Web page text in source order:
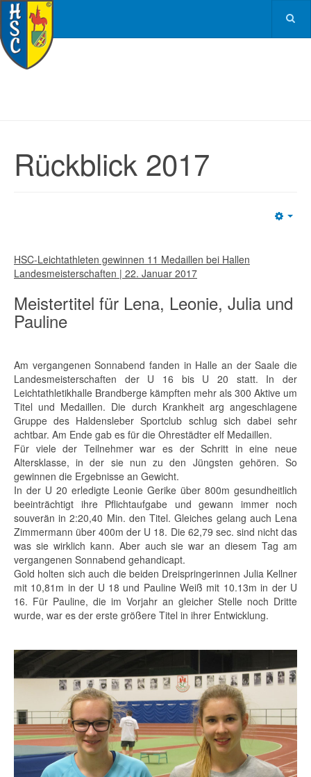
Rückblick 2017
HSC-Leichtathleten gewinnen 11 Medaillen bei Hallen
Landesmeisterschaften | 22. Januar 2017
Meistertitel für Lena, Leonie, Julia und
Pauline
Am vergangenen Sonnabend fanden in Halle an der Saale die
Landesmeisterschaften der U 16 bis U 20 statt. In der
Leichtathletikhalle Brandberge kämpften mehr als 300 Aktive um
Titel und Medaillen. Die durch Krankheit arg angeschlagene
Gruppe des Haldensleber Sportclub schlug sich dabei sehr
achtbar. Am Ende gab es für die Ohrestädter elf Medaillen.
Für viele der Teilnehmer war es der Schritt in eine neue
Altersklasse, in der sie nun zu den Jüngsten gehören. So
gewinnen die Ergebnisse an Gewicht.
In der U 20 erledigte Leonie Gerike über 800m gesundheitlich
beeinträchtigt ihre Pflichtaufgabe und gewann immer noch
souverän in 2:20,40 Min. den Titel. Gleiches gelang auch Lena
Zimmermann über 400m der U 18. Die 62,79 sec. sind nicht das
was sie wirklich kann. Aber auch sie war an diesem Tag am
vergangenen Sonnabend gehandicapt.
Gold holten sich auch die beiden Dreispringerinnen Julia Kellner
mit 10,81m in der U 18 und Pauline Weiß mit 10.13m in der U
16. Für Pauline, die im Vorjahr an gleicher Stelle noch Dritte
wurde, war es der erste größere Titel in ihrer Entwicklung.